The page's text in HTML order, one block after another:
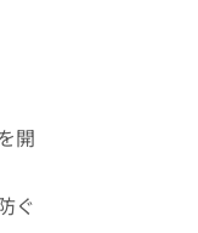
開
ぐ